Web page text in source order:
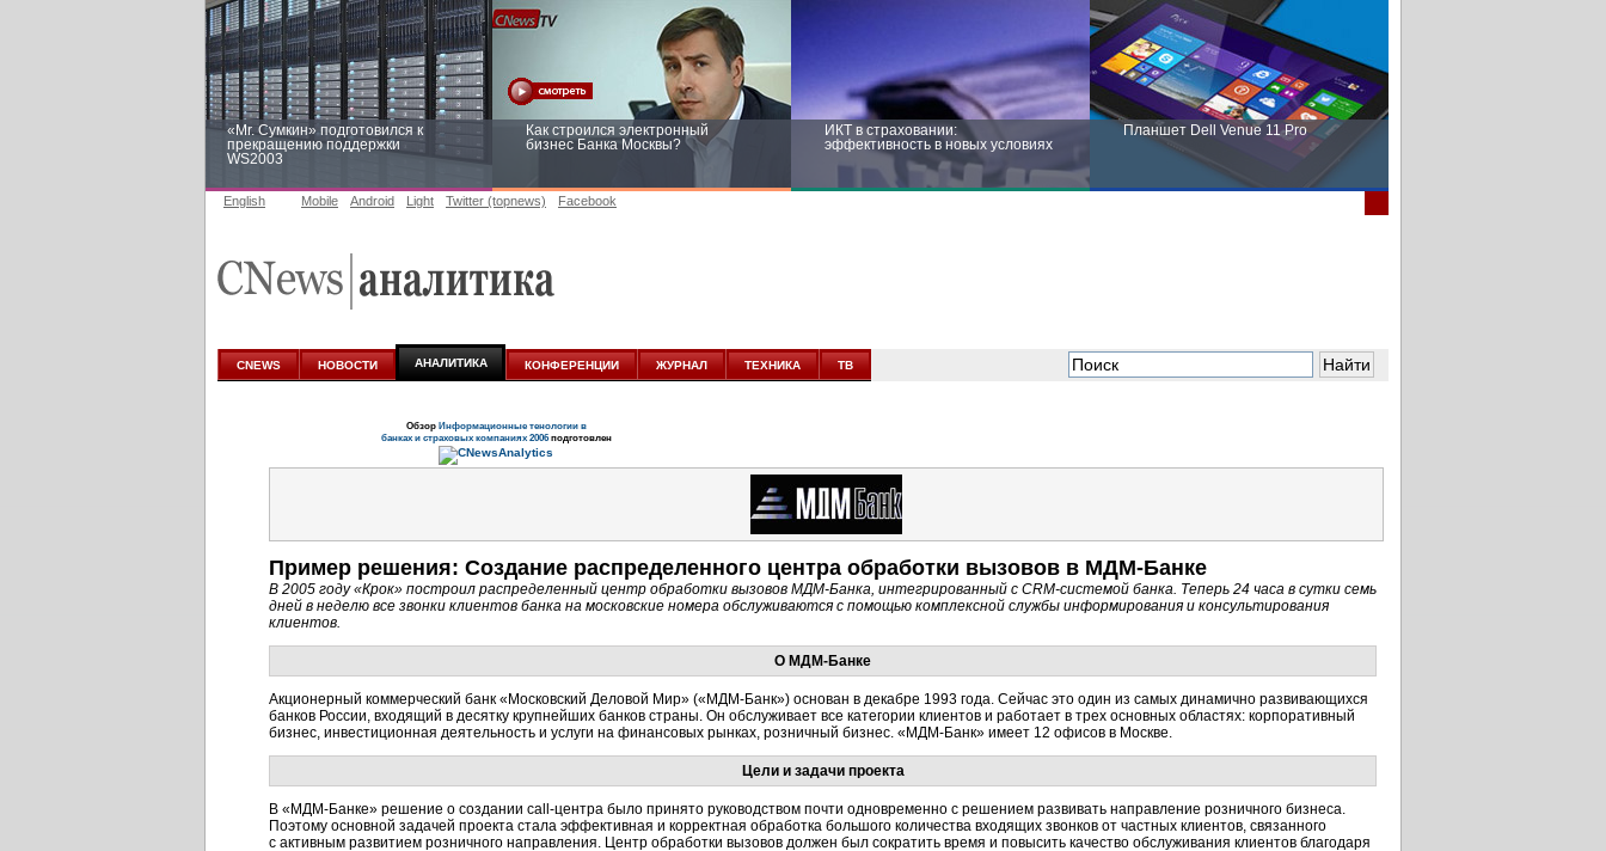
«Mr. Сумкин» подготовился к
прекращению поддержки
WS2003
Как строился электронный
бизнес Банка Москвы?
ИКТ в страховании:
эффективность в новых условиях
Планшет Dell Venue 11 Pro
аналитике
новых условиях
English Mobile Android Light Twitter (topnews) Facebook
CNEWS НОВОСТИ АНАЛИТИКА КОНФЕРЕНЦИИ ЖУРНАЛ ТЕХНИКА ТВ
Обзор Информационные тенологии в
банках и страховых компаниях 2006подготовлен
Пример решения: Создание распределенного центра обработки вызовов в МДМ-Банке
В 2005 году «Крок» построил распределенный центр обработки вызовов МДМ-Банка, интегрированный с CRM-системой банка. Теперь 24 часа в сутки семь
дней в неделю все звонки клиентов банка на московские номера обслуживаются с помощью комплексной службы информирования и консультирования
клиентов.
О МДМ-Банке
Акционерный коммерческий банк «Московский Деловой Мир» («МДМ-Банк») основан в декабре 1993 года. Сейчас это один из самых динамично развивающихся
банков России, входящий в десятку крупнейших банков страны. Он обслуживает все категории клиентов и работает в трех основных областях: корпоративный
бизнес, инвестиционная деятельность и услуги на финансовых рынках, розничный бизнес. «МДМ-Банк» имеет 12 офисов в Москве.
Цели и задачи проекта
В «МДМ-Банке» решение о создании call-центра было принято руководством почти одновременно с решением развивать направление розничного бизнеса.
Поэтому основной задачей проекта стала эффективная и корректная обработка большого количества входящих звонков от частных клиентов, связанного
с активным развитием розничного направления. Центр обработки вызовов должен был сократить время и повысить качество обслуживания клиентов благодаря